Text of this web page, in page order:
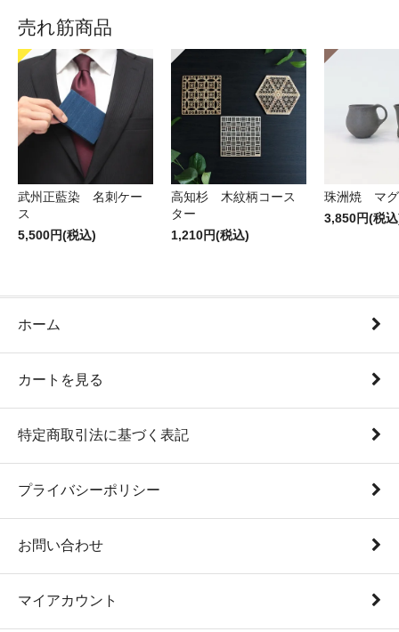
売れ筋商品
武州正藍染 名刺ケー
ス
5,500円(税込)
高知杉 木紋柄コース
ター
1,210円(税込)
珠洲焼 マグ
3,850円(税
ホーム
カートを見る
特定商取引法に基づく表記
プライバシーポリシー
お問い合わせ
マイアカウント